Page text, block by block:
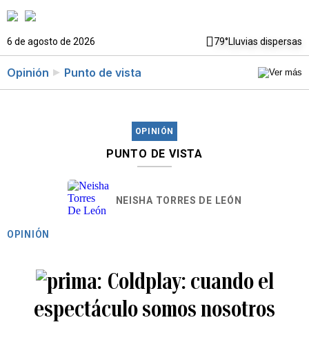
6 de agosto de 2026 79°Lluvias dispersas
Opinión Punto de vista
OPINIÓN
PUNTO DE VISTA
NEISHA TORRES DE LEÓN
OPINIÓN
Coldplay: cuando el
espectáculo somos nosotros